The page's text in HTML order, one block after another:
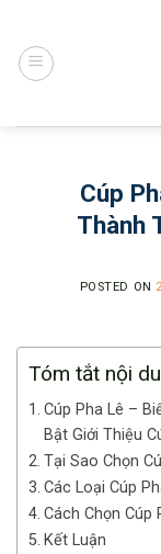
content
Cúp
Thành
POSTED ON
Tóm tắt nội
Cúp Pha Lê –
Bật Giới Thiệu
Tại Sao Chọn
Các Loại Cúp
Cách Chọn Cúp
Kết Luận